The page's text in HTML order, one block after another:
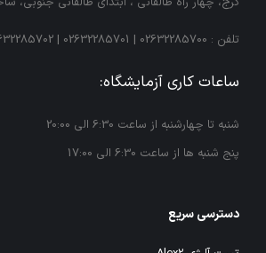
تلفن : 02632285700
|
02632285701
|
ساعات کاری آزمایشگاه:
شنبه تا چهارشنبه از ساعت 6:30 الی 20:00
پنج شنبه ها از ساعت 6:30 الی 17:00
دسترسی سریع